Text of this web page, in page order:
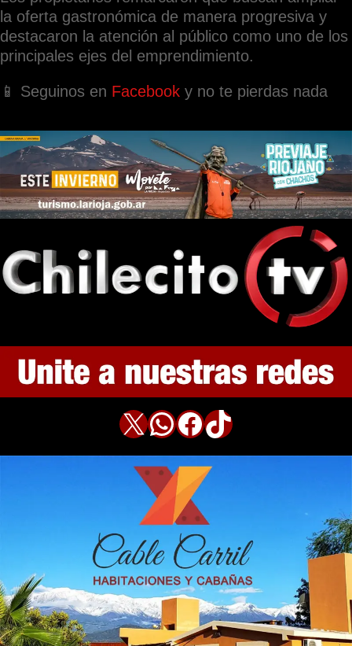
la oferta gastronómica de manera progresiva y
destacaron la atención al público como uno de los
principales ejes del emprendimiento.
📱 Seguinos en Facebook y no te pierdas nada
X WhatsApp Facebook TikTok